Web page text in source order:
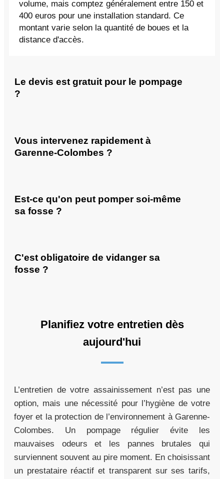
volume, mais comptez généralement entre 150 et
400 euros pour une installation standard. Ce
montant varie selon la quantité de boues et la
distance d'accès.
Le devis est gratuit pour le pompage
?
Vous intervenez rapidement à
Garenne-Colombes ?
Est-ce qu'on peut pomper soi-même
sa fosse ?
C'est obligatoire de vidanger sa
fosse ?
Planifiez votre entretien dès
aujourd'hui
L’entretien de votre assainissement n’est pas une
option, mais une nécessité pour l’hygiène de votre
foyer et la protection de l’environnement à Garenne-
Colombes. Un pompage régulier évite les
mauvaises odeurs et les pannes brutales qui
surviennent souvent au pire moment. En choisissant
un prestataire réactif et transparent sur ses tarifs,